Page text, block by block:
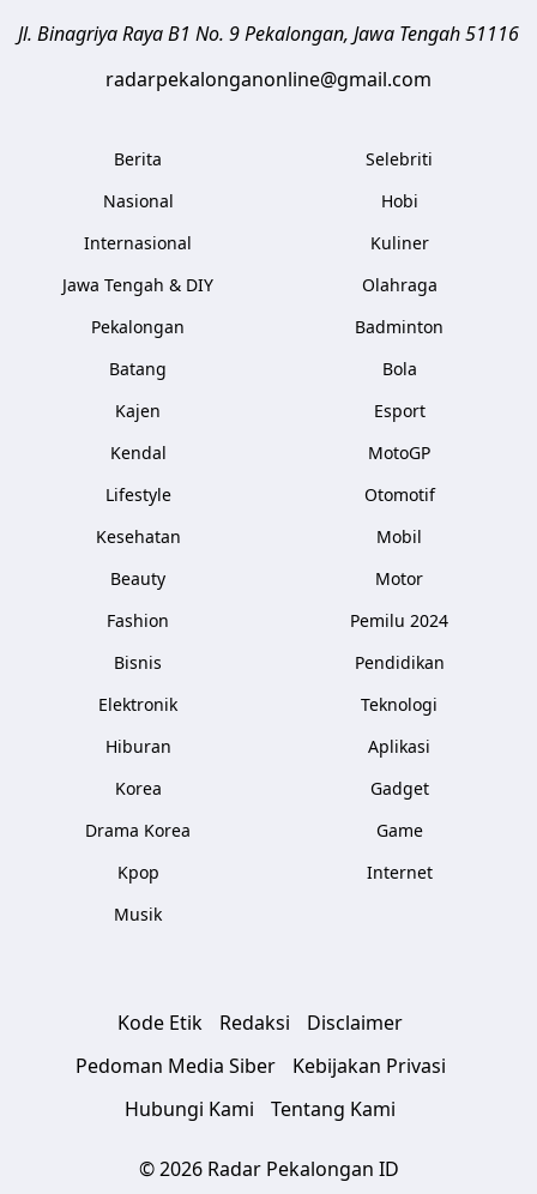
Jl. Binagriya Raya B1 No. 9Pekalongan, Jawa Tengah51116
radarpekalonganonline@gmail.com
Berita
Nasional
Internasional
Jawa Tengah & DIY
Pekalongan
Batang
Kajen
Kendal
Lifestyle
Kesehatan
Beauty
Fashion
Bisnis
Elektronik
Hiburan
Korea
Drama Korea
Kpop
Musik
Selebriti
Hobi
Kuliner
Olahraga
Badminton
Bola
Esport
MotoGP
Otomotif
Mobil
Motor
Pemilu 2024
Pendidikan
Teknologi
Aplikasi
Gadget
Game
Internet
Kode Etik Redaksi
Disclaimer
Pedoman Media Siber
Kebijakan Privasi
Hubungi Kami
Tentang Kami
© 2026 Radar Pekalongan ID